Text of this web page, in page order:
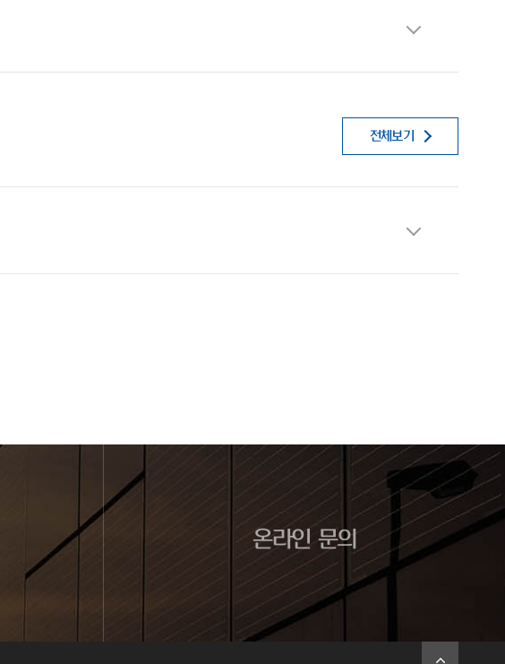
전체보기
온라인 문의